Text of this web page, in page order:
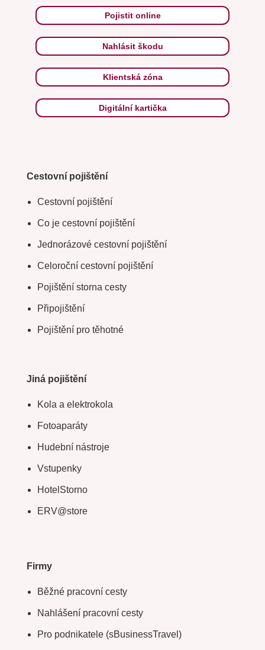
Pojistit online
Nahlásit škodu
Klientská zóna
Digitální kartička
Cestovní pojištění
Cestovní pojištění
Co je cestovní pojištění
Jednorázové cestovní pojištění
Celoroční cestovní pojištění
Pojištění storna cesty
Připojištění
Pojištění pro těhotné
Jiná pojištění
Kola a elektrokola
Fotoaparáty
Hudební nástroje
Vstupenky
HotelStorno
ERV@store
Firmy
Běžné pracovní cesty
Nahlášení pracovní cesty
Pro podnikatele (sBusinessTravel)